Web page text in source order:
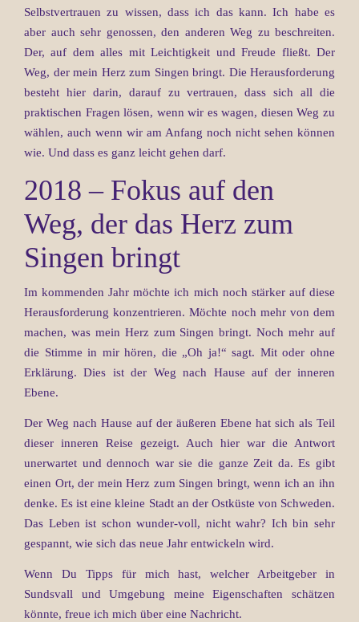
Selbstvertrauen zu wissen, dass ich das kann. Ich habe es
aber auch sehr genossen, den anderen Weg zu beschreiten.
Der, auf dem alles mit Leichtigkeit und Freude fließt. Der
Weg, der mein Herz zum Singen bringt. Die Herausforderung
besteht hier darin, darauf zu vertrauen, dass sich all die
praktischen Fragen lösen, wenn wir es wagen, diesen Weg zu
wählen, auch wenn wir am Anfang noch nicht sehen können
wie. Und dass es ganz leicht gehen darf.
2018 – Fokus auf den
Weg, der das Herz zum
Singen bringt
Im kommenden Jahr möchte ich mich noch stärker auf diese
Herausforderung konzentrieren. Möchte noch mehr von dem
machen, was mein Herz zum Singen bringt. Noch mehr auf
die Stimme in mir hören, die „Oh ja!“ sagt. Mit oder ohne
Erklärung. Dies ist der Weg nach Hause auf der inneren
Ebene.
Der Weg nach Hause auf der äußeren Ebene hat sich als Teil
dieser inneren Reise gezeigt. Auch hier war die Antwort
unerwartet und dennoch war sie die ganze Zeit da. Es gibt
einen Ort, der mein Herz zum Singen bringt, wenn ich an ihn
denke. Es ist eine kleine Stadt an der Ostküste von Schweden.
Das Leben ist schon wunder-voll, nicht wahr? Ich bin sehr
gespannt, wie sich das neue Jahr entwickeln wird.
Wenn Du Tipps für mich hast, welcher Arbeitgeber in
Sundsvall und Umgebung meine Eigenschaften schätzen
könnte, freue ich mich über eine Nachricht.